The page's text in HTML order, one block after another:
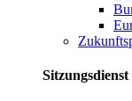
Sitzungsdienst